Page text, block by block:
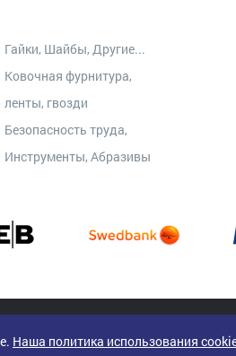
Гайки, Шайбы, Другие...
Ковочная фурнитура,
ленты, гвозди
Безопасность труда,
Инструменты, Абразивы
Наша политика использования